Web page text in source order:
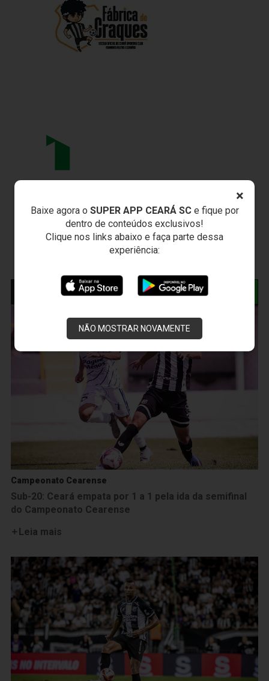
×
Baixe agora o SUPER APP CEARÁ SCe fique por
dentro de conteúdos exclusivos!
Clique nos links abaixo e faça parte dessa
experiência:
NÃO MOSTRAR NOVAMENTE
NOTÍCIAS RELACIONADAS
Campeonato Cearense
Sub-20: Ceará empata por 1 a 1 pela ida da semifinal
do Campeonato Cearense
Leia mais